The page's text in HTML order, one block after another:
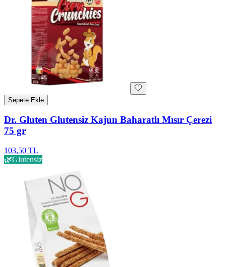
Sepete Ekle
Dr. Gluten Glutensiz Kajun Baharatlı Mısır Çerezi
75 gr
103,50 TL
🌿Glutensiz